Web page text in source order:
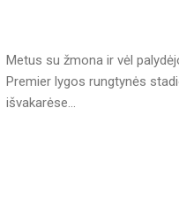
Metus su žmona ir vėl
Premier lygos rungtynės
išvakarėse...